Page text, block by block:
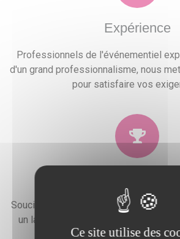
Expérience
Professionnels de l'événementiel
d'un grand professionnalisme, nous
pour satisfaire vos
Soucieux de la satisfaction de nos
un large choix de prestations qui
attentes, besoins et envies
Ce site utilise des